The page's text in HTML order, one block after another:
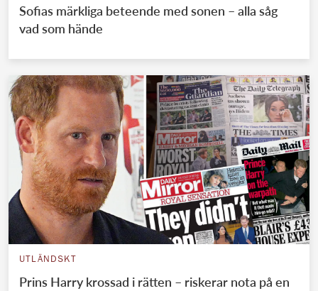
Sofias märkliga beteende med sonen – alla såg
vad som hände
UTLÄNDSKT
Prins Harry krossad i rätten – riskerar nota på en